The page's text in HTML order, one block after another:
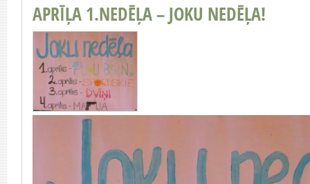
APRĪĻA 1.NEDĒĻA – JOKU NEDĒĻA!